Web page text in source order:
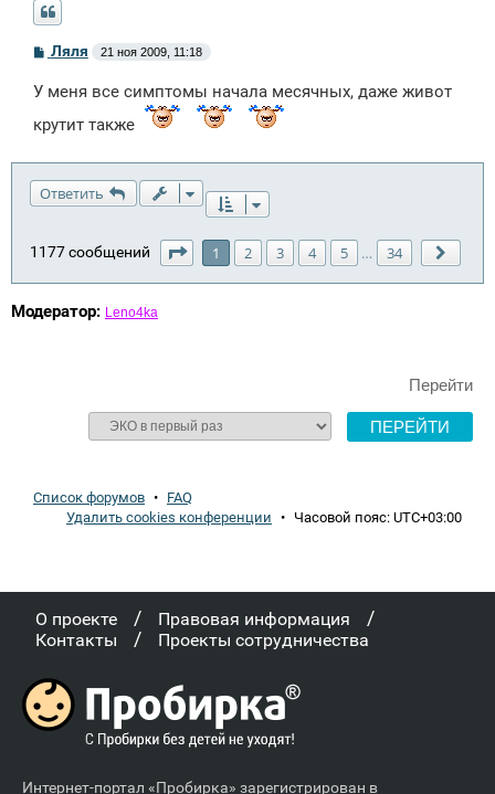
С
б
е
Ляля 21 ноя 2009, 11:18
У меня все симптомы начала месячных, даже живот
крутит также
Ответить
1177 сообщений Страница из
1 2 3 4 5 … 34
Модератор: Leno4ka
Перейти
Список форумов • FAQ
Удалить cookies конференции • Часовой пояс: UTC+03:00
О проекте / Правовая информация /
Контакты / Проекты сотрудничества
Интернет-портал «Пробирка» зарегистрирован в